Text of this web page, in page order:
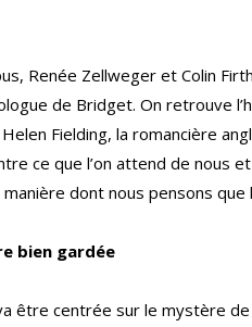
Renée Zellweger et Colin
de Bridget. On retrouve
Fielding, la romancière
ce que l’on attend de nous
dont nous pensons
bien gardée
être centrée sur le mystère